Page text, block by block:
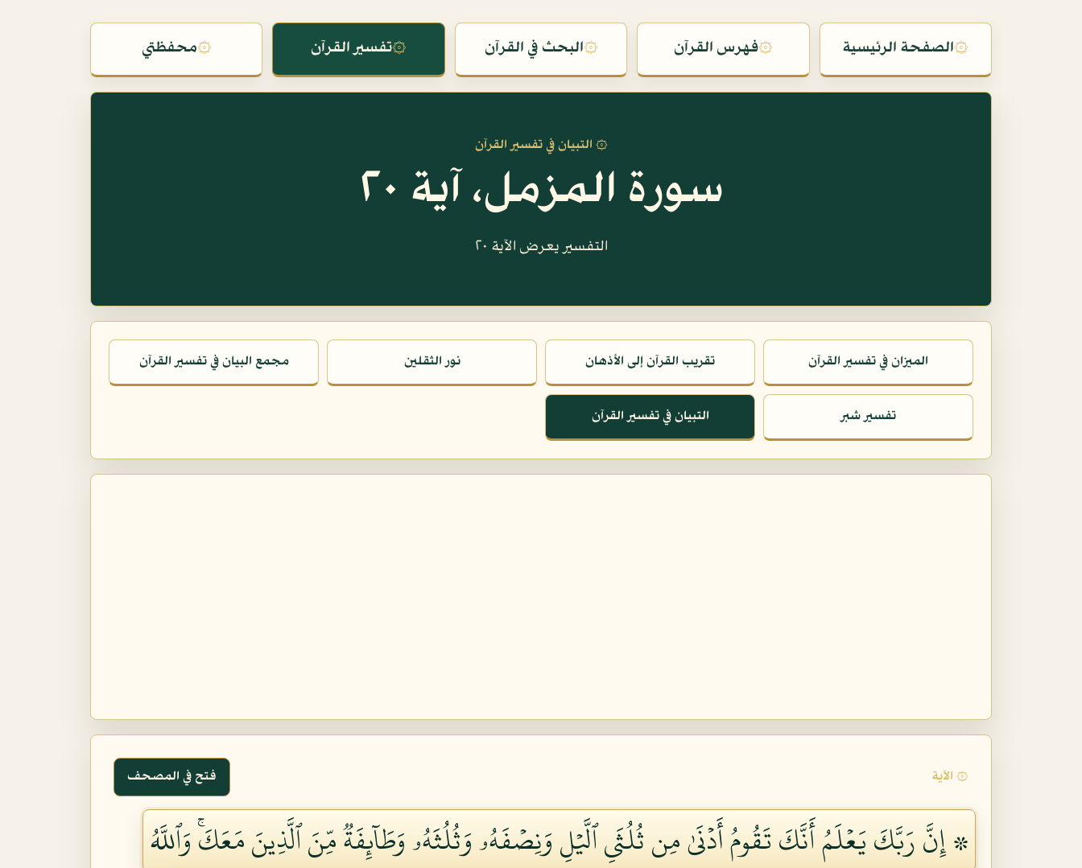
۞الصفحة الرئيسية ۞فهرس القرآن ۞البحث في القرآن ۞تفسير القرآن ۞محفظتي
۞ التبيان في تفسير القرآن
سورة المزمل، آية ٢٠
التفسير يعرض الآية ٢٠
الميزان في تفسير القرآن تقريب القرآن إلى الأذهان نور الثقلين مجمع البيان في تفسير القرآن
تفسير شبر التبيان في تفسير القرآن
۞ الآية فتح في المصحف
۞ إِنَّ رَبَّكَ يَعۡلَمُ أَنَّكَ تَقُومُ أَدۡنَىٰ مِن ثُلُثَيِ ٱلَّيۡلِ وَنِصۡفَهُۥ وَثُلُثَهُۥ وَطَآئِفَةٞ مِّنَ ٱلَّذِينَ مَعَكَۚ وَٱللَّهُ